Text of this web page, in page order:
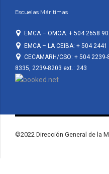
Escuelas Máritimas
EMCA – OMOA: + 504 2658
EMCA – LA CEIBA: + 504
CECAMARH/CSO: + 504
8335, 2239-8203 ext.: 243
©2022 Dirección General de la